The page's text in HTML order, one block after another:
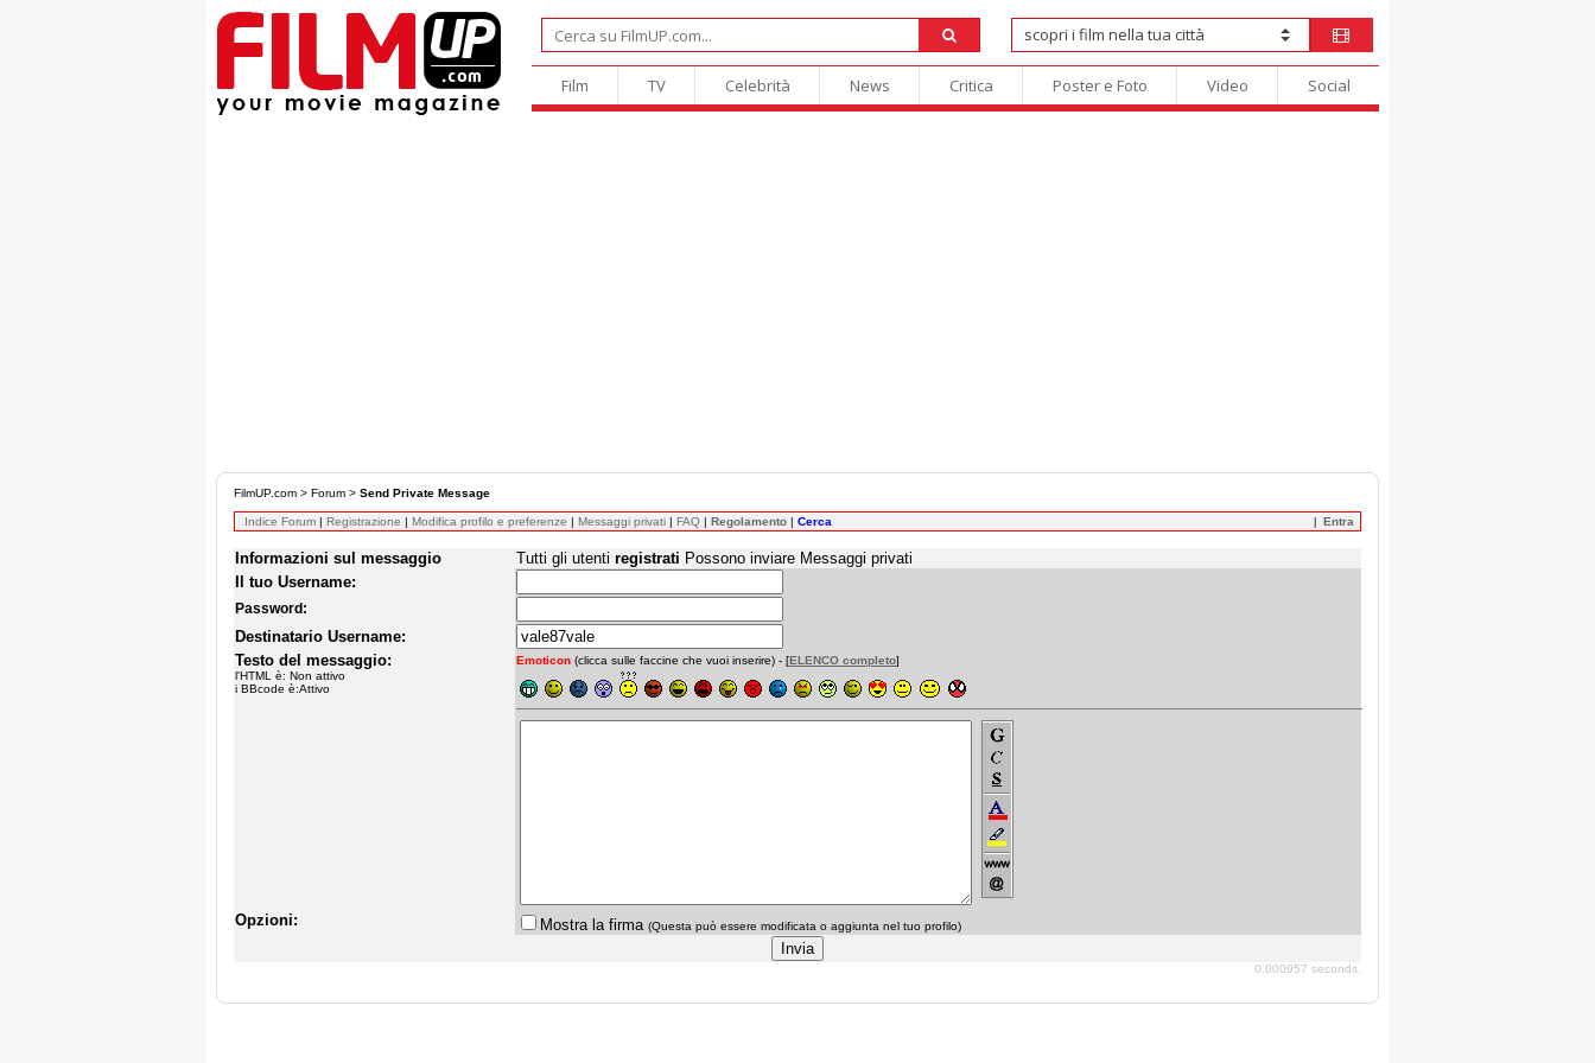
Film TV Celebrità News Critica Poster e Foto Video Social
FilmUP.com > Forum > Send Private Message
Indice Forum | Registrazione | Modifica profilo e preferenze | Messaggi privati | FAQ | Regolamento | Cerca Entra
Informazioni sul messaggio Tutti gli utenti registrati Possono inviare Messaggi privati
Il tuo Username:
Password:
Destinatario Username:
Testo del messaggio:
l'HTML è: Non attivo
i BBcode è:Attivo
Emoticon (clicca sulle faccine che vuoi inserire) - [ELENCO completo]
Opzioni: Mostra la firma (Questa può essere modificata o aggiunta nel tuo profilo)
0.000957 seconds.